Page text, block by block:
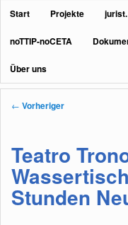
Hauptmenü
Start Projekte
noTTIP-noCETA
Über uns
Beitragsnavigation
← Vorheriger
Teatro
Stunden